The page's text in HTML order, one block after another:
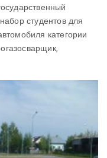
студентов для
категории